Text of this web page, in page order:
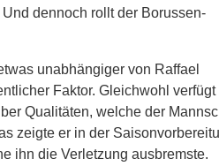
dennoch rollt der Borussen-
unabhängiger von Raffael
Faktor. Gleichwohl verfügt
Qualitäten, welche der
zeigte er in der
ihn die Verletzung ausbremste.